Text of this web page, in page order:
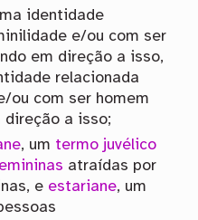
identidade
e/ou com ser
em direção a isso,
relacionada
ou com ser homem
direção a isso;
, um termo juvélico
atraídas por
e estariane, um